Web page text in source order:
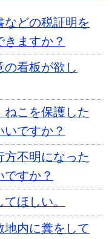
などの税証明を
ますか？
の看板が欲し
こを保護した
ですか？
不明になった
すか？
ほしい。
地内に糞をして